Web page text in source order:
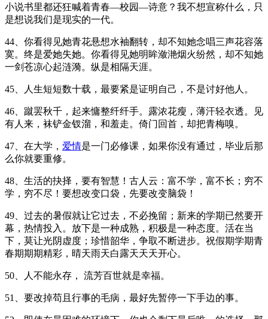
小说书里都还狂喊着青春—校园—诗意？我不想宣称什么，只
是想说我们是现实的一代。
44、你看得见她青花悬想水袖翻转，却不知她念唱三声花容落
寞。终是爱她失她。你看得见她明眸潋滟烟火纷然，却不知她
一剑苍凉心起涟漪。纵是相隔天涯。
45、人生短短数十载，最要紧是证明自己，不是讨好他人。
46、蹴罢秋千，起来慵整纤纤手。露浓花瘦，薄汗轻衣透。见
有人来，袜铲金钗溜，和羞走。倚门回首，却把青梅嗅。
47、在大学， 爱情是一门必修课，如果你没有通过，毕业后那
么你就要重修。
48、生活的抉择，要有智慧！古人云：富不学，富不长；穷不
学，穷不尽！要想改变口袋，先要改变脑袋！
49、过去的暑假就让它过去，不必挽留；新来的学期已然要开
幕，热情投入。放下是一种成熟，积极是一种态度。活在当
下，莫让光阴虚度；珍惜韶华，争取不断进步。祝假期学期青
春期期期精彩，晴天雨天白露天天天开心。
50、人不能永存， 流芳百世就是幸福。
51、要改掉苟且行事的毛病，最好先暂停一下手边的事。